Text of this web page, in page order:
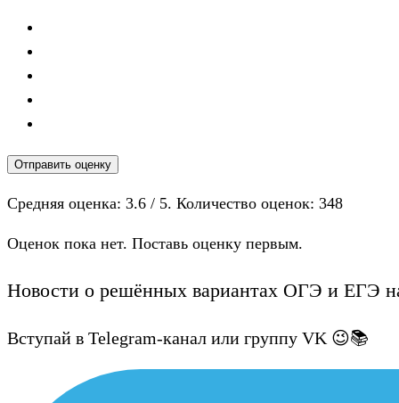
Отправить оценку
Средняя оценка: 3.6 / 5. Количество оценок: 348
Оценок пока нет. Поставь оценку первым.
Новости о решённых вариантах ОГЭ и ЕГЭ
Вступай в Telegram-канал или группу VK 😉📚